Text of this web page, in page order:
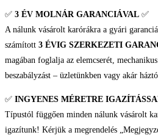
✅ 3 ÉV MOLNÁR GARANCIÁVAL ✅
A nálunk vásárolt karórákra a gyári
számított 3 ÉVIG SZERKEZETI
magában foglalja az elemcserét,
beszabályzást – üzletünkben vagy akár
✅ INGYENES MÉRETRE
Típustól függően minden nálunk vásárolt
igazítunk! Kérjük a megrendelés